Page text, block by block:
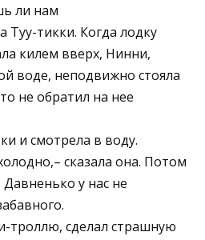
ли нам
Туу-тикки. Когда лодку
килем вверх, Нинни,
воде, неподвижно стояла
не обратил на нее
и смотрела в воду.
сказала она. Потом
у нас не
троллю, сделал страшную